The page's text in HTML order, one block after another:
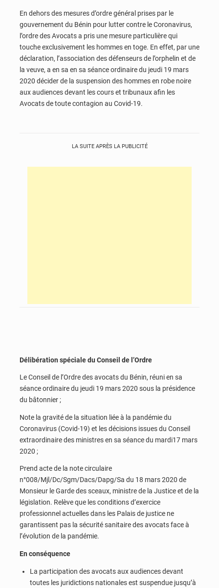
En dehors des mesures d’ordre général prises par le
gouvernement du Bénin pour lutter contre le Coronavirus,
l’ordre des Avocats a pris une mesure particulière qui
touche exclusivement les hommes en toge. En effet, par une
déclaration, l’association des défenseurs de l’orphelin et de
la veuve, a en sa en sa séance ordinaire du jeudi 19 mars
2020 décider de la suspension des hommes en robe noire
aux audiences devant les cours et tribunaux afin les
Avocats de toute contagion au Covid-19.
LA SUITE APRÈS LA PUBLICITÉ
Délibération spéciale du Conseil de l’Ordre
Le Conseil de l’Ordre des avocats du Bénin, réuni en sa
séance ordinaire du jeudi 19 mars 2020 sous la présidence
du bâtonnier ;
Note la gravité de la situation liée à la pandémie du
Coronavirus (Covid-19) et les décisions issues du Conseil
extraordinaire des ministres en sa séance du mardi17 mars
2020 ;
Prend acte de la note circulaire
n°008/Mjl/Dc/Sgm/Dacs/Dapg/Sa du 18 mars 2020 de
Monsieur le Garde des sceaux, ministre de la Justice et de la
législation. Relève que les conditions d’exercice
professionnel actuelles dans les Palais de justice ne
garantissent pas la sécurité sanitaire des avocats face à
l’évolution de la pandémie.
En conséquence
La participation des avocats aux audiences devant
toutes les juridictions nationales est suspendue jusqu’à